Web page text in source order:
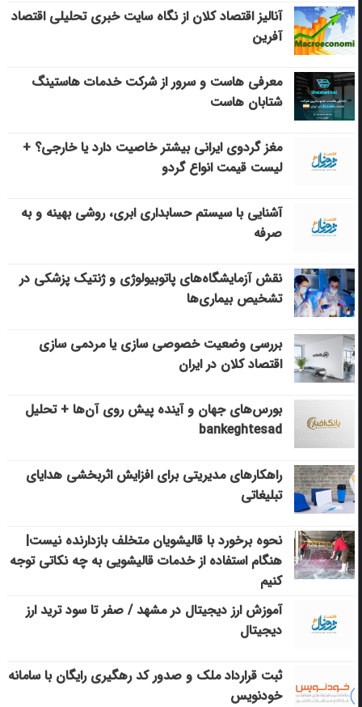
آنالیز اقتصاد کلان از نگاه سایت خبری تحلیلی اقتصاد
آفرین
معرفی هاست و سرور از شرکت خدمات هاستینگ
شتابان هاست
مغز گردوی ایرانی بیشتر خاصیت دارد یا خارجی؟ +
لیست قیمت انواع گردو
آشنایی با سیستم حسابداری ابری، روشی بهینه و به
صرفه
نقش آزمایشگاه‌های پاتوبیولوژی و ژنتیک پزشکی در
تشخیص بیماری‌ها
بررسی وضعیت خصوصی سازی یا مردمی سازی
اقتصاد کلان در ایران
بورس‌های جهان و آینده پیش روی آن‌ها + تحلیل
bankeghtesad
راهکارهای مدیریتی برای افزایش اثربخشی هدایای
تبلیغاتی
نحوه برخورد با قالیشویان متخلف بازدارنده نیست|
هنگام استفاده از خدمات قالیشویی به چه نکاتی توجه
کنیم
آموزش ارز دیجیتال در مشهد / صفر تا سود ترید ارز
دیجیتال
ثبت قرارداد ملک و صدور کد رهگیری رایگان با سامانه
خودنویس